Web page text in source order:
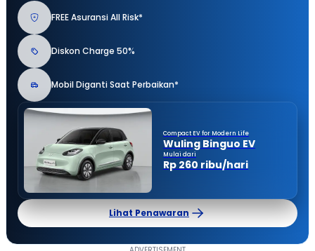
FREE Asuransi All Risk*
Diskon Charge 50%
Mobil Diganti Saat Perbaikan*
Compact EV for Modern Life
Wuling Binguo EV
Mulai dari
Rp 260 ribu/hari
Lihat Penawaran